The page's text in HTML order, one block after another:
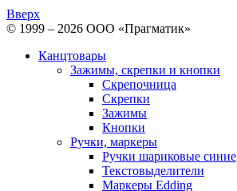
Вверх
© 1999 – 2026 ООО «Прагматик»
Канцтовары
Зажимы, скрепки и кнопки
Скрепочница
Скрепки
Зажимы
Кнопки
Ручки, маркеры
Ручки шариковые синие
Текстовыделители
Маркеры Edding